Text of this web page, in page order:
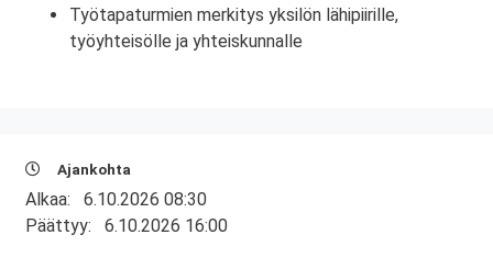
Työtapaturmien merkitys yksilön lähipiirille,
työyhteisölle ja yhteiskunnalle
Ajankohta
Alkaa: 6.10.2026 08:30
Päättyy: 6.10.2026 16:00